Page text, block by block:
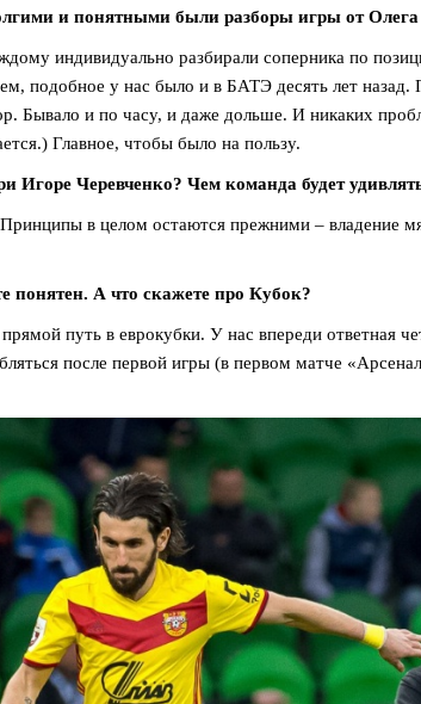
и понятными были разборы игры от Олега
индивидуально разбирали соперника по
подобное у нас было и в БАТЭ десять лет
Бывало и по часу, и даже дольше. И никаких
Главное, чтобы было на пользу.
Игоре Черевченко? Чем команда будет
в целом остаются прежними – владение
понятен. А что скажете про Кубок?
путь в еврокубки. У нас впереди ответная
после первой игры (в первом матче